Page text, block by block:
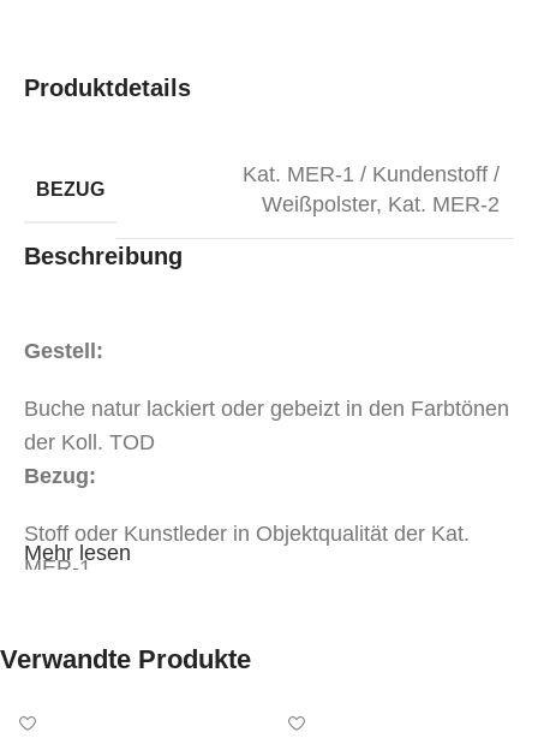
Produktdetails
BEZUG
Kat. MER-1 / Kundenstoff /
Weißpolster, Kat. MER-2
Beschreibung
Gestell:
Buche natur lackiert oder gebeizt in den Farbtönen
der Koll. TOD
Bezug:
Stoff oder Kunstleder in Objektqualität der Kat.
MER-1
Weißpolsterung*
Abmessungen:
Mehr lesen
Verwandte Produkte